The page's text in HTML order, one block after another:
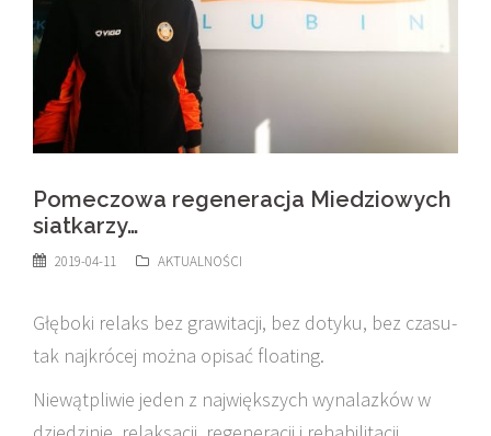
Pomeczowa regeneracja Miedziowych
siatkarzy…
2019-04-11 AKTUALNOŚCI
Głęboki relaks bez grawitacji, bez dotyku, bez czasu-
tak najkrócej można opisać floating.
Niewątpliwie jeden z największych wynalazków w